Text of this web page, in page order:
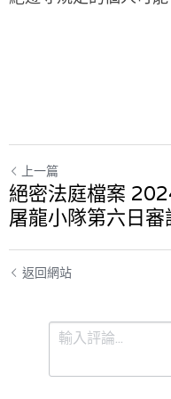
上一篇
絕密法庭檔案
屠龍小隊第六日審
返回網站